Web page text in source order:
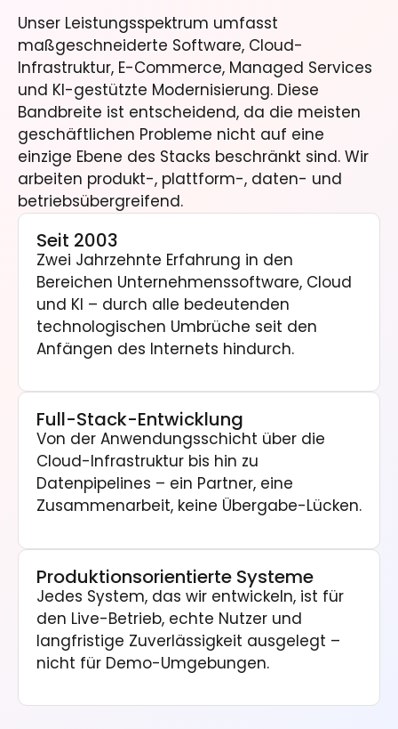
Seit 2003
Zwei Jahrzehnte Erfahrung in den
Bereichen Unternehmenssoftware, Cloud
und KI – durch alle bedeutenden
technologischen Umbrüche seit den
Anfängen des Internets hindurch.
Full-Stack-Entwicklung
Von der Anwendungsschicht über die
Cloud-Infrastruktur bis hin zu
Datenpipelines – ein Partner, eine
Zusammenarbeit, keine Übergabe-Lücken.
Produktionsorientierte Systeme
Jedes System, das wir entwickeln, ist für
den Live-Betrieb, echte Nutzer und
langfristige Zuverlässigkeit ausgelegt –
nicht für Demo-Umgebungen.
Unser Leistungsspektrum umfasst
maßgeschneiderte Software, Cloud-
Infrastruktur, E-Commerce, Managed Services
und KI-gestützte Modernisierung. Diese
Bandbreite ist entscheidend, da die meisten
geschäftlichen Probleme nicht auf eine
einzige Ebene des Stacks beschränkt sind. Wir
arbeiten produkt-, plattform-, daten- und
betriebsübergreifend.